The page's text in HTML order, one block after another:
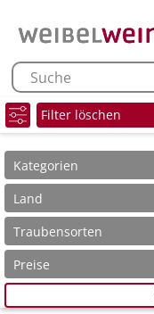
Filter löschen
Kategorien
Land
Traubensorten
Preise